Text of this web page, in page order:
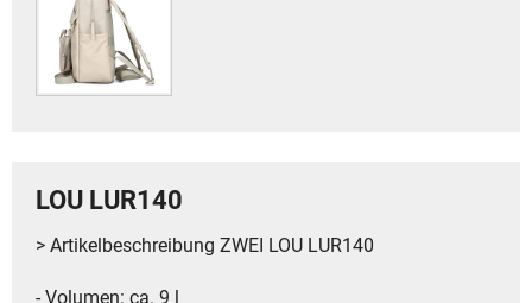
LOU LUR140
> Artikelbeschreibung ZWEI LOU LUR140
- Volumen: ca. 9 l